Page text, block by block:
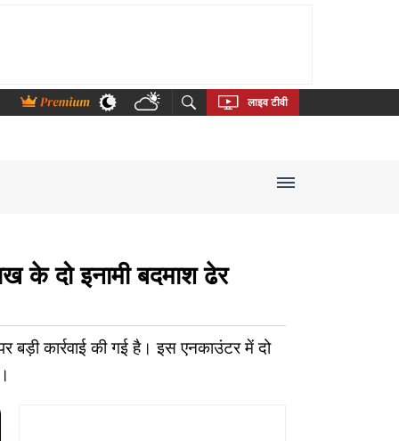
Bengali Telugu Tamil Kannada Malayalam
लाइव टीवी
के दो इनामी बदमाश ढेर
बड़ी कार्रवाई की गई है। इस एनकाउंटर में दो